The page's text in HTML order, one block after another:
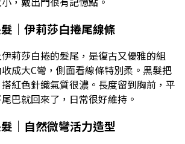
｜伊莉莎白捲尾線條
莉莎白捲的髮尾，是復古又優雅的組
成大C彎，側面看線條特別柔。黑髮把
紅色針織氣質很濃。長度留到胸前，平
巴就回來了，日常很好維持。
｜自然微彎活力造型